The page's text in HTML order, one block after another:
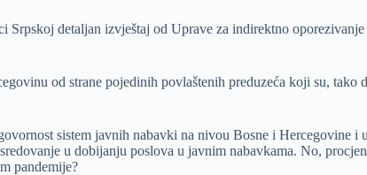
detaljan izvještaj od Uprave za indirektno
od strane pojedinih povlaštenih preduzeća koji su,
sistem javnih nabavki na nivou Bosne i Hercegovine
u dobijanju poslova u javnim nabavkama. No,
pandemije?